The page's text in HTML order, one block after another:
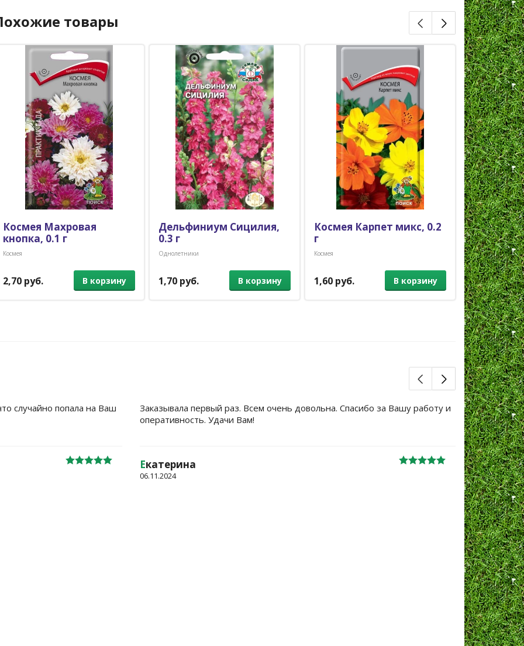
товары
Космея Махровая
кнопка, 0.1 г
Космея
2,70 руб. В корзину
Дельфиниум Сицилия,
0.3 г
Однолетники
1,70 руб. В корзину
Космея Карпет микс, 0.2
г
Космея
1,60 руб. В корзину
Однолетники
1,70 руб.
случайно попала на Ваш
Заказывала первый раз. Всем очень довольна. Спасибо за Вашу работу и
оперативность. Удачи Вам!
Екатерина
06.11.2024
Большое
уже не
Жанна
06.10.2024